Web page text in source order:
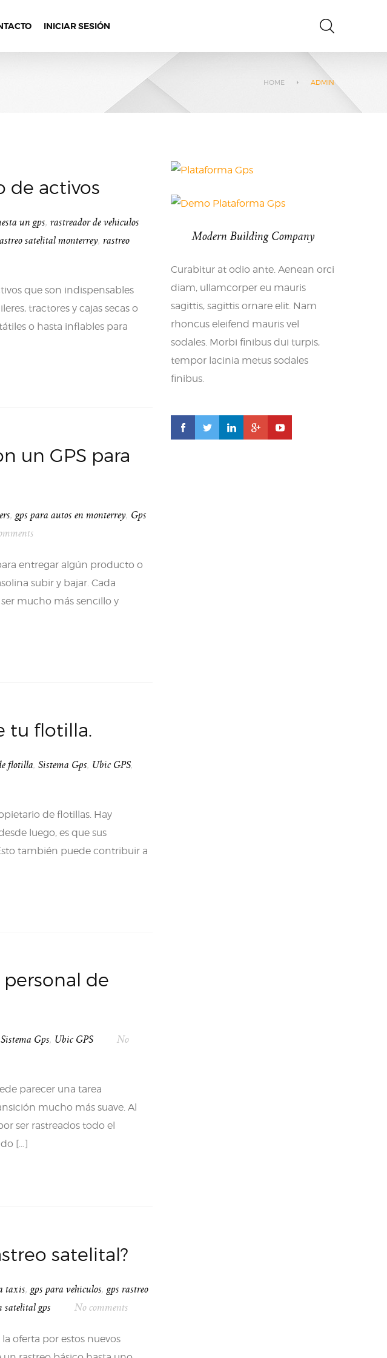
INICIAR SESIÓN
HOME ADMIN
de activos
un gps, rastreador de vehiculos
satelital monterrey, rastreo
que son indispensables
tractores y cajas secas o
o hasta inflables para
un GPS para
, gps para autos en monterrey, Gps
entregar algún producto o
subir y bajar. Cada
mucho más sencillo y
tu flotilla.
flotilla, Sistema Gps, Ubic GPS,
de flotillas. Hay
luego, es que sus
también puede contribuir a
de
Sistema Gps, Ubic GPS
No
parecer una tarea
mucho más suave. Al
ser rastreados todo el
[…]
satelital?
taxis, gps para vehiculos, gps rastreo
satelital gps No comments
oferta por estos nuevos
Modern Building Company
Curabitur at odio ante. Aenean orci
diam, ullamcorper eu mauris
sagittis, sagittis ornare elit. Nam
rhoncus eleifend mauris vel
sodales. Morbi finibus dui turpis,
tempor lacinia metus sodales
finibus.